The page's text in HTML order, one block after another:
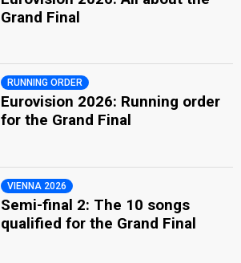
Grand Final
RUNNING ORDER
Eurovision 2026: Running order
for the Grand Final
VIENNA 2026
Semi-final 2: The 10 songs
qualified for the Grand Final